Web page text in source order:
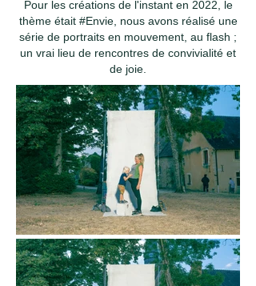
Pour les créations de l'instant en 2022, le
thème était #Envie, nous avons réalisé une
série de portraits en mouvement, au flash ;
un vrai lieu de rencontres de convivialité et
de joie.